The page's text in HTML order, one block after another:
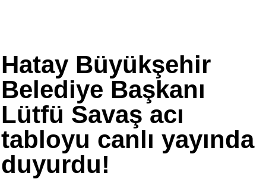
Hatay Büyükşehir
Belediye Başkanı
Lütfü Savaş acı
tabloyu canlı yayında
duyurdu!